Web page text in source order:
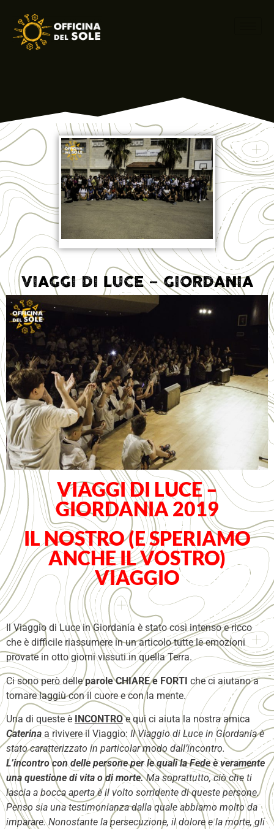
VIAGGI DI LUCE – GIORDANIA
VIAGGI DI LUCE –
GIORDANIA 2019
IL NOSTRO (E SPERIAMO
ANCHE IL VOSTRO)
VIAGGIO
Il Viaggio di Luce in Giordania è stato così intenso e ricco
che è difficile riassumere in un articolo tutte le emozioni
provate in otto giorni vissuti in quella Terra.
Ci sono però delleparole CHIARE e FORTI che ci aiutano a
tornare laggiù con il cuore e con la mente.
Una di queste è INCONTROe qui ci aiuta la nostra amica
Caterina a rivivere il Viaggio: Il Viaggio di Luce in Giordania è
stato caratterizzato in particolar modo dall’incontro.
L’incontro con delle persone per le quali la Fede è veramente
una questione di vita o di morte.Ma soprattutto, ciò che ti
lascia a bocca aperta è il volto sorridente di queste persone.
Penso sia una testimonianza dalla quale abbiamo molto da
imparare. Nonostante la persecuzione, il dolore e la morte, gli